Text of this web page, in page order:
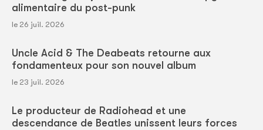
alimentaire du post-punk
le 26 juil. 2026
Uncle Acid & The Deabeats retourne aux
fondamenteux pour son nouvel album
le 23 juil. 2026
Le producteur de Radiohead et une
descendance de Beatles unissent leurs forces